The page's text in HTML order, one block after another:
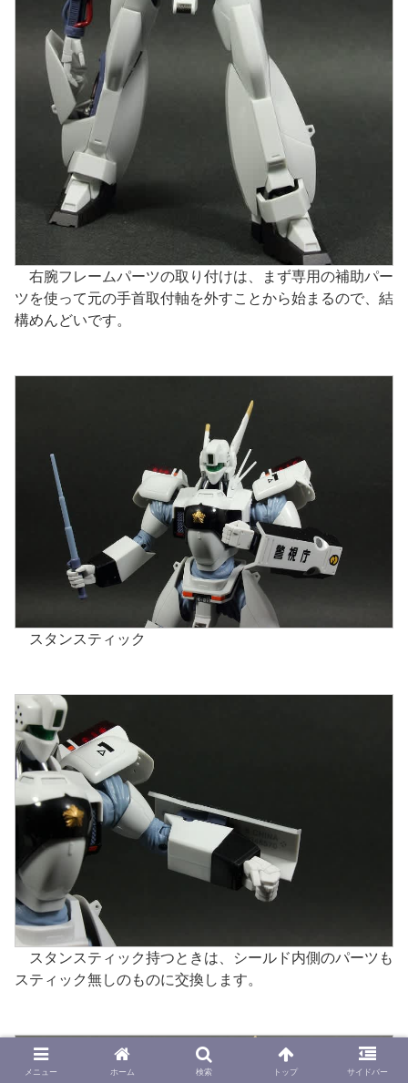
右腕フレームパーツの取り付けは、まず専用の補助パー
ツを使って元の手首取付軸を外すことから始まるので、結
構めんどいです。
スタンスティック
スタンスティック持つときは、シールド内側のパーツも
スティック無しのものに交換します。
メニュー ホーム 検索 トップ サイドバー